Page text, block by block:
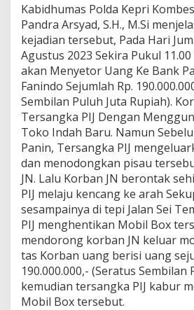
m
W
a
k
t
u
6
H
a
r
i
Kabidhumas Polda Kepri
Pandra Arsyad, S.H., M.Si
kejadian tersebut, Pada Hari
Agustus 2023 Sekira Pukul
akan Menyetor Uang Ke Bank
Fanindo Sejumlah Rp.
Sembilan Puluh Juta Rupiah).
Tersangka PIJ Dengan
Toko Indah Baru. Namun
Panin, Tersangka PIJ
dan menodongkan pisau
JN. Lalu Korban JN berontak
PIJ melaju kencang ke arah
sesampainya di tepi Jalan Sei
PIJ menghentikan Mobil Box
mendorong korban JN keluar
tas Korban uang berisi uang
190.000.000,- (Seratus Sembilan
kemudian tersangka PIJ kabur
Mobil Box tersebut.